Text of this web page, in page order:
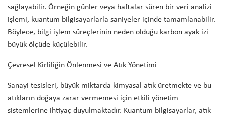
sağlayabilir. Örneğin günler veya haftalar süren bir veri analizi
işlemi, kuantum bilgisayarlarla saniyeler içinde tamamlanabilir.
Böylece, bilgi işlem süreçlerinin neden olduğu karbon ayak izi
büyük ölçüde küçülebilir.
Çevresel Kirliliğin Önlenmesi ve Atık Yönetimi
Sanayi tesisleri, büyük miktarda kimyasal atık üretmekte ve bu
atıkların doğaya zarar vermemesi için etkili yönetim
sistemlerine ihtiyaç duyulmaktadır. Kuantum bilgisayarlar, atık